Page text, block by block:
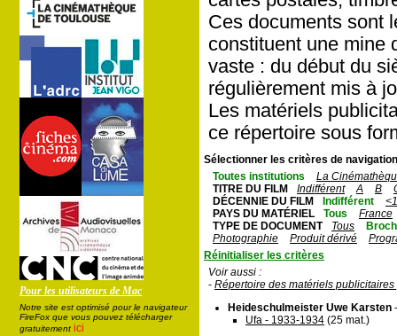
Pour les utilisateurs de Mac
Notre site est optimisé pour le navigateur
FireFox que vous pouvez télécharger
gratuitement ici
Ces documents sont
constituent une mine
vaste : du début du
régulièrement mis à
Les matériels
ce répertoire sous
Sélectionner les critères de
Toutes institutions
La
TITRE DU FILM
Indifférent A B
DÉCENNIE DU FILM
Indifférent
PAYS DU MATÉRIEL
Tous
France
TYPE DE DOCUMENT
Tous
Photographie
Produit dérivé
Réinitialiser les critères
Voir aussi :
- Répertoire des matériels
Heideschulmeister Uwe Karsten
Ufa - 1933-1934 (25 mat.)